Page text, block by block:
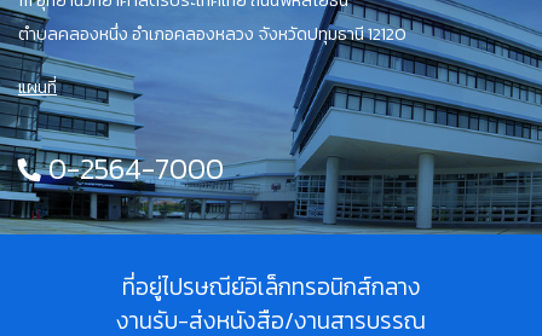
ตำบลคลองหนึ่ง อำเภอคลองหลวง จังหวัดปทุมธานี 12120
แผนที่
0-2564-7000
ที่อยู่ไปรษณีย์อิเล็กทรอนิกส์กลาง
งานรับ-ส่งหนังสือ/งานสารบรรณ